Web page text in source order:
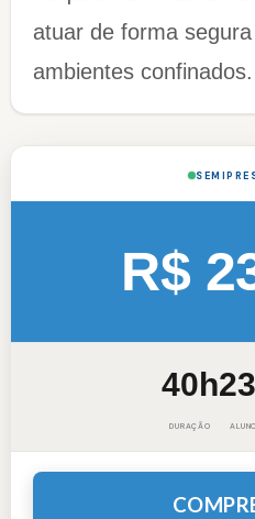
atuar de forma
ambientes confinados.​​​​​​​
R$
40h
DURAÇÃO